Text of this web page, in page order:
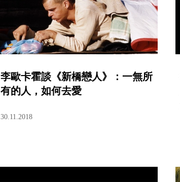
李歐卡霍談《新橋戀人》：一無所
有的人，如何去愛
30.11.2018